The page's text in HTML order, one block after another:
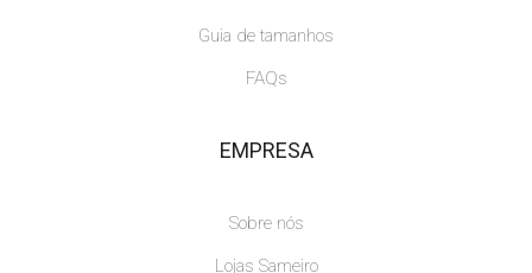
Guia de tamanhos
FAQs
EMPRESA
Sobre nós
Lojas Sameiro